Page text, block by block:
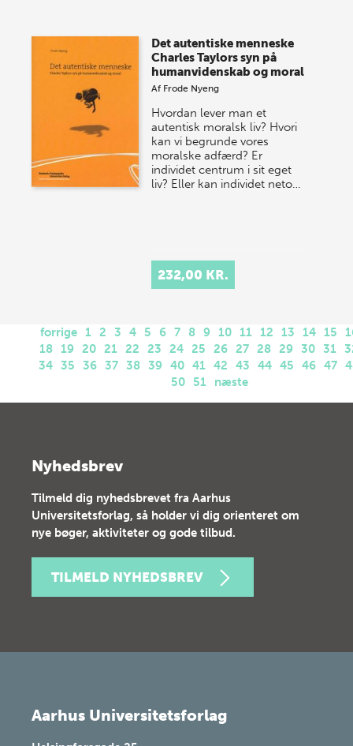
Det autentiske menneske
Charles Taylors syn på
humanvidenskab og moral
Af Frode Nyeng
Hvordan lever man et
autentisk moralsk liv? Hvori
kan vi begrunde vores
moralske adfærd? Er
individet centrum i sit eget
liv? Eller kan individet neto…
232,00 KR.
forrige 1 2 3 4 5 6 7 8 9 10 11 12 13 14 15
18 19 20 21 22 23 24 25 26 27 28 29 30 31
34 35 36 37 38 39 40 41 42 43 44 45 46 47
50
51 næste
Nyhedsbrev
Tilmeld dig nyhedsbrevet fra Aarhus
Universitetsforlag, så holder vi dig orienteret om
nye bøger, aktiviteter og gode tilbud.
TILMELD NYHEDSBREV
Aarhus Universitetsforlag